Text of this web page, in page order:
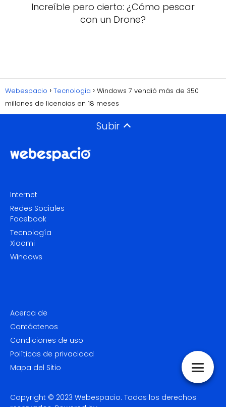
Increíble pero cierto: ¿Cómo pescar
con un Drone?
Webespacio Tecnología
Windows 7 vendió más de 350
millones de licencias en 18 meses
Subir
Internet
Redes Sociales
Facebook
Tecnología
Xiaomi
Windows
Acerca de
Contáctenos
Condiciones de uso
Políticas de privacidad
Mapa del Sitio
Copyright © 2023 Webespacio. Todos los derechos